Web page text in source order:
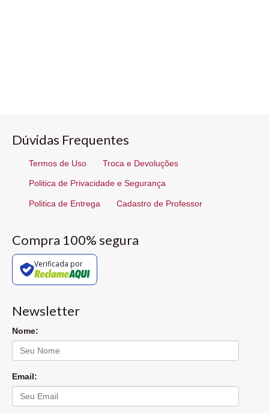
Dúvidas Frequentes
Termos de Uso Troca e Devoluções
Politica de Privacidade e Segurança
Politica de Entrega Cadastro de Professor
Compra 100% segura
Verificada por
Newsletter
Nome:
Email: